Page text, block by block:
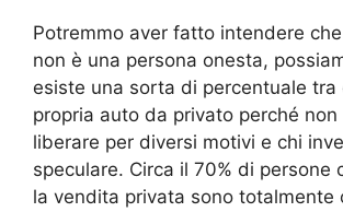
Potremmo aver fatto intendere
non è una persona onesta,
esiste una sorta di percentuale tra
propria auto da privato perché non
liberare per diversi motivi e chi
speculare. Circa il 70% di persone
la vendita privata sono totalmente